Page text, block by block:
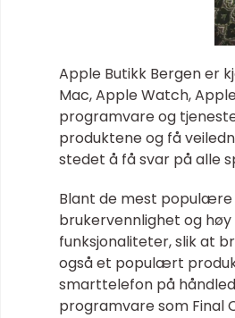
Apple Butikk Bergen er
Mac, Apple Watch,
programvare og
produktene og få
stedet å få svar på alle
Blant de mest populære
brukervennlighet og
funksjonaliteter, slik at
også et populært
smarttelefon på
programvare som Final